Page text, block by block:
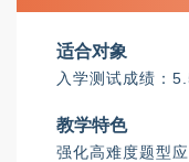
适合对象
入学测试成绩：
教学特色
强化高难度题型